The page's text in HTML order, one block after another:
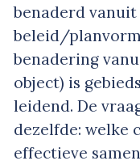
benaderd
beleid/
benadering
object) is
leidend. De
dezelfde: welke
effectieve